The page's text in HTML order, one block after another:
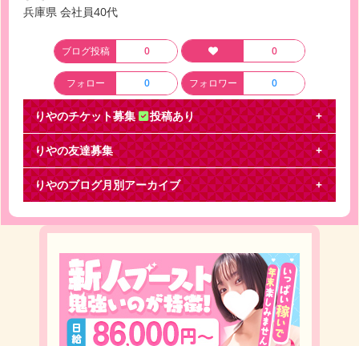
兵庫県 会社員40代
ブログ投稿 0 0
フォロー 0 フォロワー 0
りやのチケット募集 投稿あり
KAT-TUN
亀梨くんソロコングランキューブ大阪交換お願いし
ます。【譲】9月11日(月) 18:00 2枚【求】9
りやの友達募集
りやのブログ月別アーカイブ